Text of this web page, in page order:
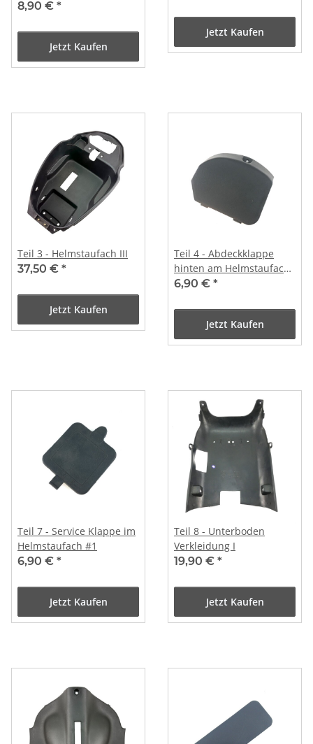
Lenksäule innen /
8,90 € *
Jetzt Kaufen
Jetzt Kaufen
Teil 3 - Helmstaufach III
37,50 € *
Jetzt Kaufen
Teil 4 - Abdeckklappe
hinten am Helmstaufach
#1
6,90 € *
Jetzt Kaufen
Teil 7 - Service Klappe im
Helmstaufach #1
6,90 € *
Jetzt Kaufen
Teil 8 - Unterboden
Verkleidung I
19,90 € *
Jetzt Kaufen